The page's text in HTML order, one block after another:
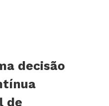
decisão
de